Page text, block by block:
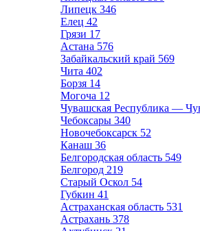
Липецк 346
Елец 42
Грязи 17
Астана 576
Забайкальский край 569
Чита 402
Борзя 14
Могоча 12
Чувашская Республика —
Чебоксары 340
Новочебоксарск 52
Канаш 36
Белгородская область 549
Белгород 219
Старый Оскол 54
Губкин 41
Астраханская область 531
Астрахань 378